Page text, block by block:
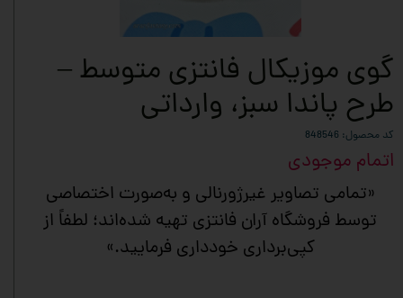
گوی موزیکال فانتزی متوسط –
طرح پاندا سبز، وارداتی
کد محصول: 848546
اتمام موجودی
«تمامی تصاویر غیرژورنالی و به‌صورت اختصاصی
توسط فروشگاه آران فانتزی تهیه شده‌اند؛ لطفاً از
کپی‌برداری خودداری فرمایید.»